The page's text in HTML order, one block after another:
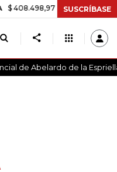
+$ 8.753,81 +2,19%
SUSCRÍBASE
de Abelardo de la